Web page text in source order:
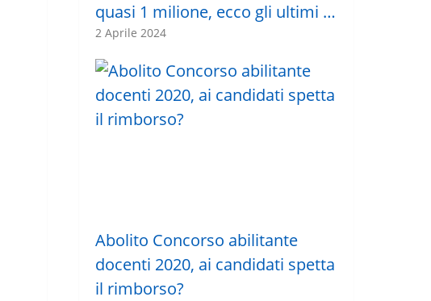
quasi 1 milione, ecco gli ultimi …
2 Aprile 2024
Abolito Concorso abilitante
docenti 2020, ai candidati spetta
il rimborso?